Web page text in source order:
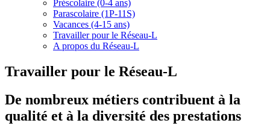
Préscolaire (0-4 ans)
Parascolaire (1P-11S)
Vacances (4-15 ans)
Travailler pour le Réseau-L
A propos du Réseau-L
Travailler pour le Réseau-L
De nombreux métiers contribuent à la
qualité et à la diversité des prestations